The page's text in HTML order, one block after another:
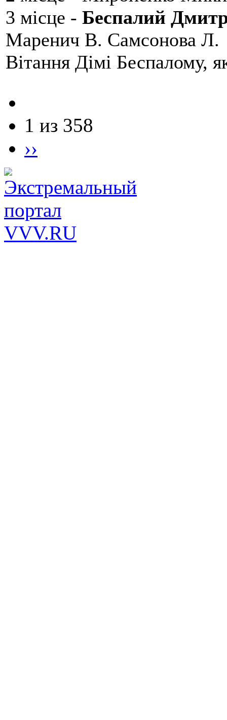
3 місце - Беспалий
Маренич В. Самсонова Л.
Вітання Дімі Беспалому,
1 из 358
››